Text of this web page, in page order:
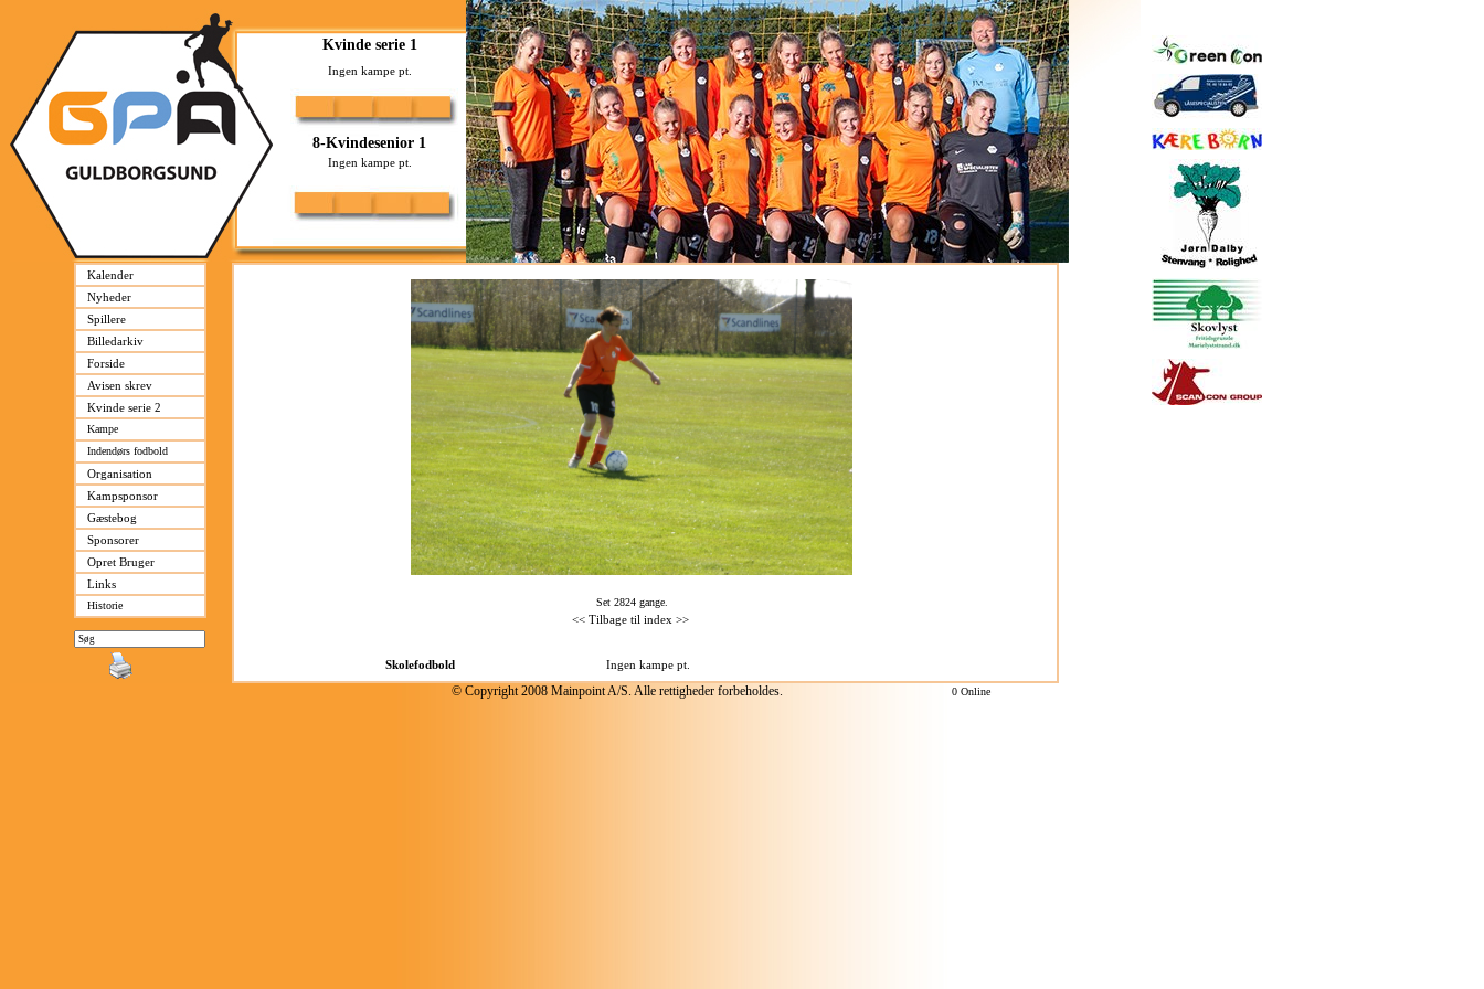
Kalender
Nyheder
Spillere
Billedarkiv
Forside
Avisen skrev
Kvinde serie 2
Kampe
Indendørs fodbold
Organisation
Kampsponsor
Gæstebog
Sponsorer
Opret Bruger
Links
Historie Set 2824 gange.
<< Tilbage til index >>
© Copyright 2008 Mainpoint A/S. Alle rettigheder forbeholdes. 0 Online